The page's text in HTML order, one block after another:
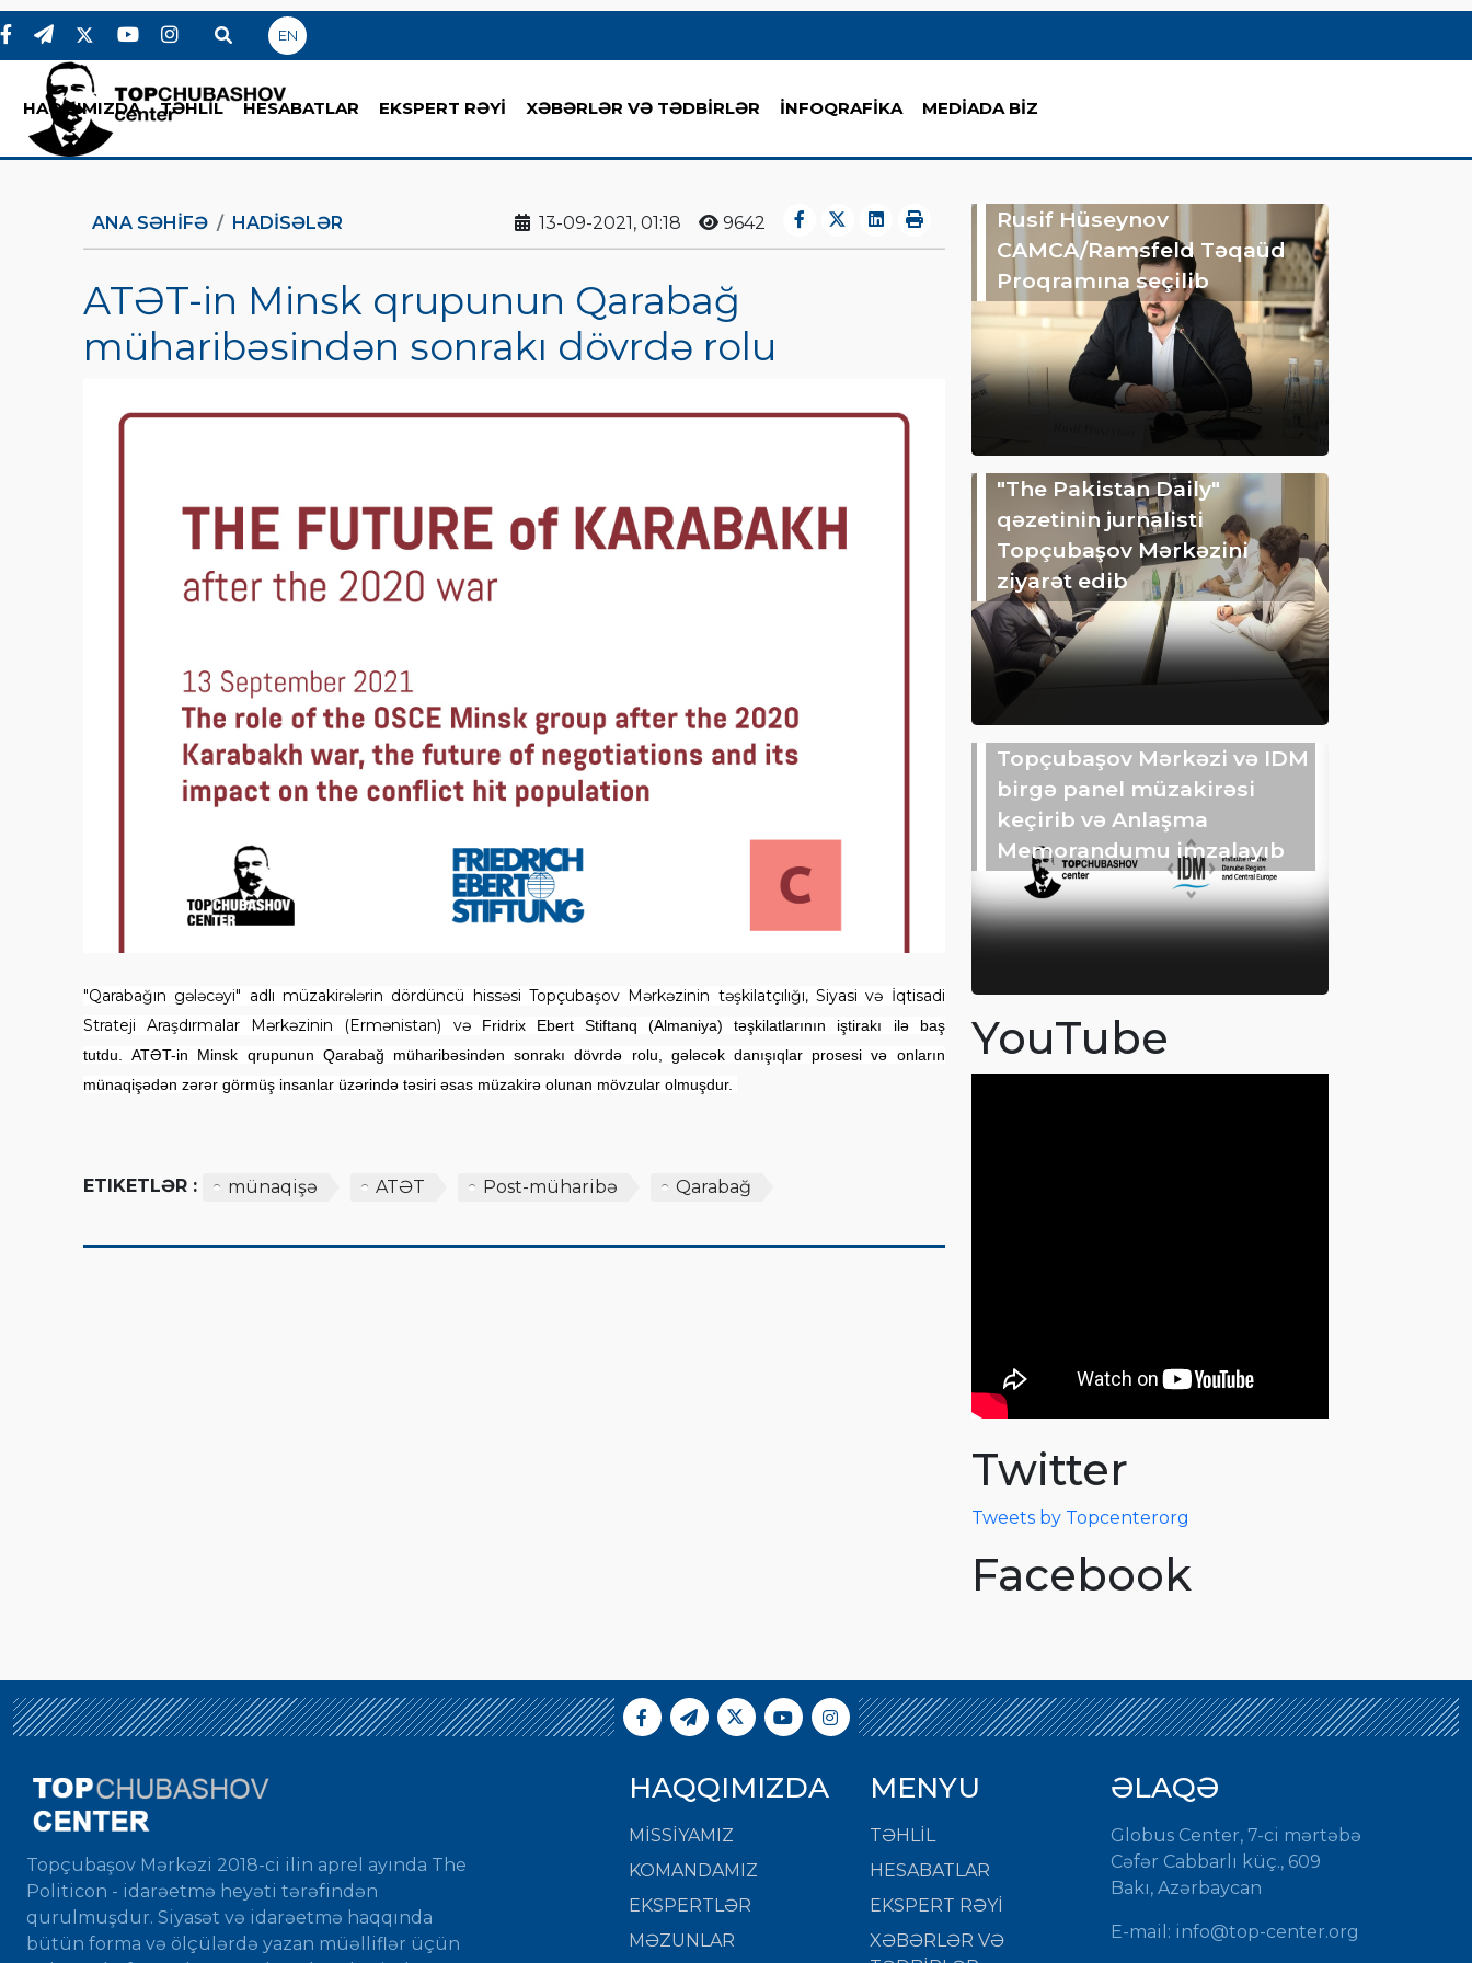
EN
HAQQIMIZDA TƏHLİL HESABATLAR EKSPERT RƏYİ XƏBƏRLƏR VƏ TƏDBİRLƏR İNFOQRAFİKA MEDİADA BİZ
ANA SƏHIFƏ HADİSƏLƏR 13-09-2021, 01:18 9642
ATƏT-in Minsk qrupunun Qarabağ
müharibəsindən sonrakı dövrdə rolu
"Qarabağın gələcəyi" adlı müzakirələrin dördüncü hissəsi Topçubaşov Mərkəzinin təşkilatçılığı, Siyasi və İqtisadi
Strateji Araşdırmalar Mərkəzinin (Ermənistan) və
Fridrix Ebert Stiftanq (Almaniya) təşkilatlarının iştirakı ilə baş
tutdu. ATƏT-in Minsk qrupunun Qarabağ müharibəsindən sonrakı dövrdə rolu, gələcək danışıqlar prosesi və onların
münaqişədən zərər görmüş insanlar üzərində təsiri əsas müzakirə olunan mövzular olmuşdur.
ETIKETLƏR : münaqişə ATƏT Post-müharibə Qarabağ
Rusif Hüseynov
CAMCA/Ramsfeld Təqaüd
Proqramına seçilib
"The Pakistan Daily"
qəzetinin jurnalisti
Topçubaşov Mərkəzini
ziyarət edib
Topçubaşov Mərkəzi və IDM
birgə panel müzakirəsi
keçirib və Anlaşma
Memorandumu imzalayıb
YouTube
Twitter
Tweets by Topcenterorg
Facebook
Topçubaşov Mərkəzi 2018-ci ilin aprel ayında The
Politicon - idarəetmə heyəti tərəfindən
qurulmuşdur. Siyasət və idarəetmə haqqında
bütün forma və ölçülərdə yazan müəlliflər üçün
HAQQIMIZDA
MISSIYAMIZ
KOMANDAMIZ
EKSPERTLƏR
MƏZUNLAR
MENYU
TƏHLİL
HESABATLAR
EKSPERT RƏYİ
XƏBƏRLƏR VƏ
ƏLAQƏ
Globus Center, 7-ci mərtəbə
Cəfər Cabbarlı küç., 609
Bakı, Azərbaycan
E-mail: info@top-center.org